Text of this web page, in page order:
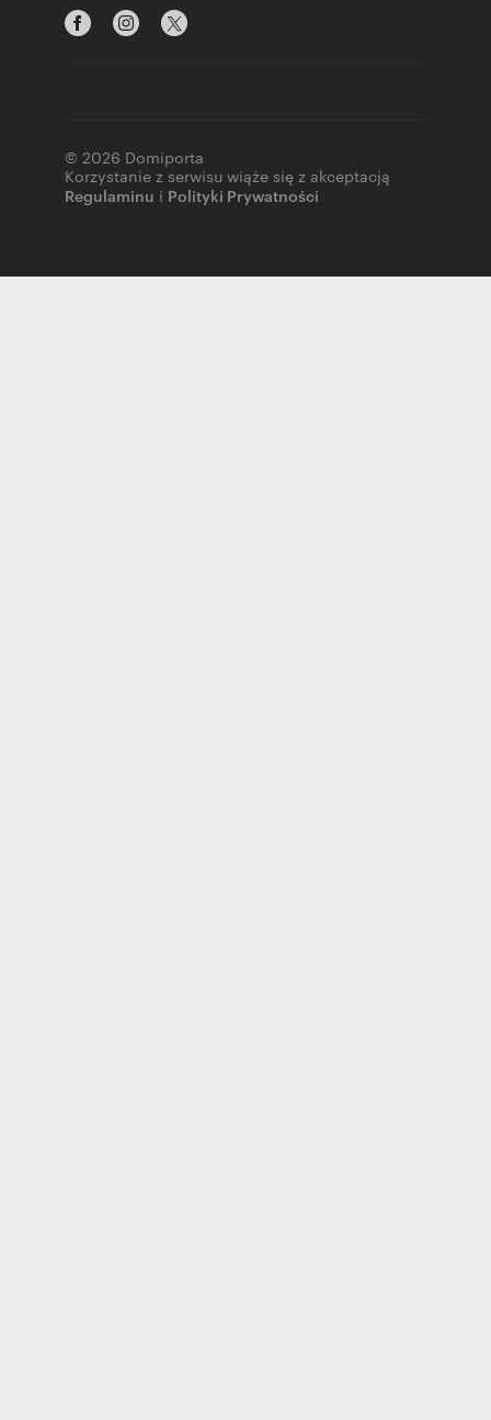
© 2026 Domiporta
Korzystanie z serwisu wiąże się z akceptacją
Regulaminu i Polityki Prywatności